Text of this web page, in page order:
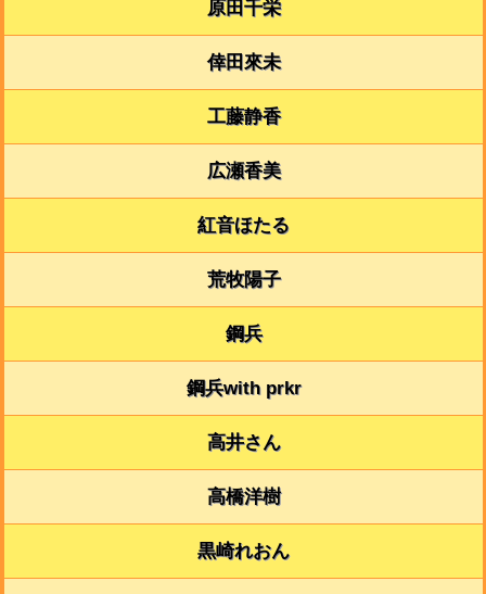
原田千栄
倖田來未
工藤静香
広瀬香美
紅音ほたる
荒牧陽子
鋼兵
鋼兵with prkr
高井さん
高橋洋樹
黒崎れおん